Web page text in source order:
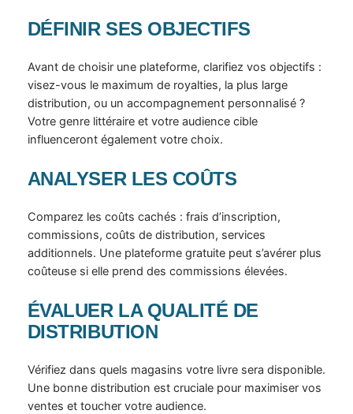
DÉFINIR SES OBJECTIFS
Avant de choisir une plateforme, clarifiez vos objectifs :
visez-vous le maximum de royalties, la plus large
distribution, ou un accompagnement personnalisé ?
Votre genre littéraire et votre audience cible
influenceront également votre choix.
ANALYSER LES COÛTS
Comparez les coûts cachés : frais d’inscription,
commissions, coûts de distribution, services
additionnels. Une plateforme gratuite peut s’avérer plus
coûteuse si elle prend des commissions élevées.
ÉVALUER LA QUALITÉ DE
DISTRIBUTION
Vérifiez dans quels magasins votre livre sera disponible.
Une bonne distribution est cruciale pour maximiser vos
ventes et toucher votre audience.